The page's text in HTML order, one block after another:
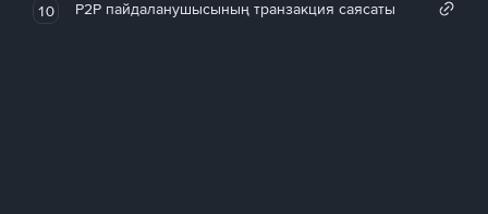
10 P2P пайдаланушысының транзакция саясаты